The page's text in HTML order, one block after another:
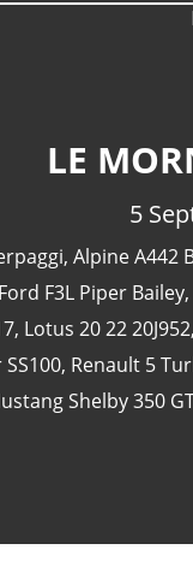
LE
5
, Alpine A442
Ford F3L Piper Bailey,
, Lotus 20 22 20J952,
SS100, Renault 5
Shelby 350